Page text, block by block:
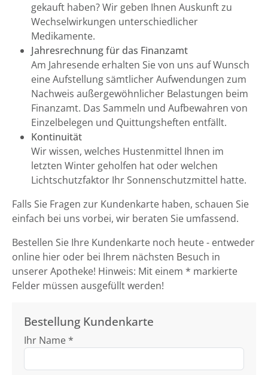
gekauft haben? Wir geben Ihnen Auskunft zu
Wechselwirkungen unterschiedlicher
Medikamente.
Jahresrechnung für das Finanzamt
Am Jahresende erhalten Sie von uns auf Wunsch
eine Aufstellung sämtlicher Aufwendungen zum
Nachweis außergewöhnlicher Belastungen beim
Finanzamt. Das Sammeln und Aufbewahren von
Einzelbelegen und Quittungsheften entfällt.
Kontinuität
Wir wissen, welches Hustenmittel Ihnen im
letzten Winter geholfen hat oder welchen
Lichtschutzfaktor Ihr Sonnenschutzmittel hatte.
Falls Sie Fragen zur Kundenkarte haben, schauen Sie
einfach bei uns vorbei, wir beraten Sie umfassend.
Bestellen Sie Ihre Kundenkarte noch heute - entweder
online hier oder bei Ihrem nächsten Besuch in
unserer Apotheke! Hinweis: Mit einem * markierte
Felder müssen ausgefüllt werden!
Bestellung Kundenkarte
Ihr Name *